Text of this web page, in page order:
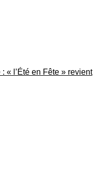
« l’Été en Fête » revient